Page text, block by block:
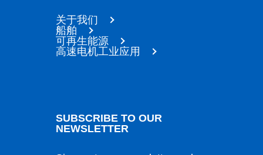
关于我们
船舶
可再生能源
高速电机工业应用
SUBSCRIBE TO OUR
NEWSLETTER